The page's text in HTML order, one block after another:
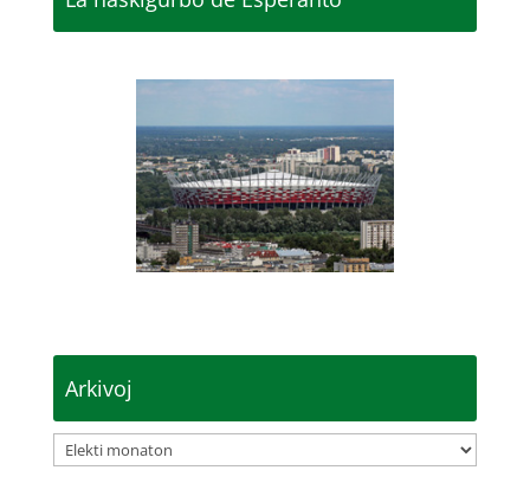
Arkivoj
Arkivoj